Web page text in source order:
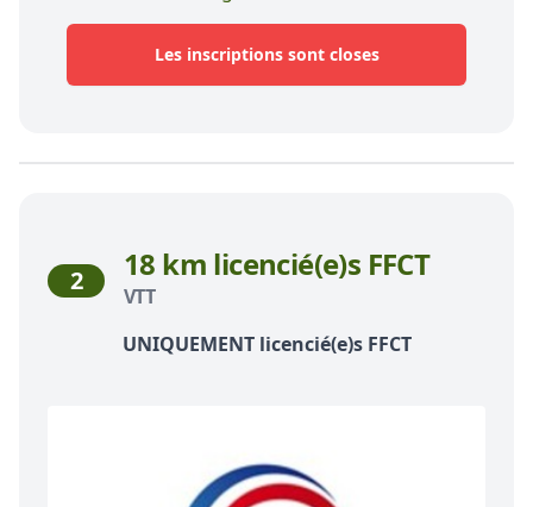
Les inscriptions sont closes
2 18 km licencié(e)s FFCT
VTT
UNIQUEMENT licencié(e)s FFCT